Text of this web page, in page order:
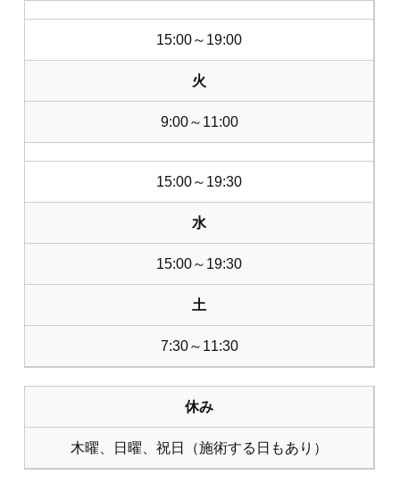
15:00～19:00
火
9:00～11:00
15:00～19:30
水
15:00～19:30
土
7:30～11:30
休み
木曜、日曜、祝日（施術する日もあり）